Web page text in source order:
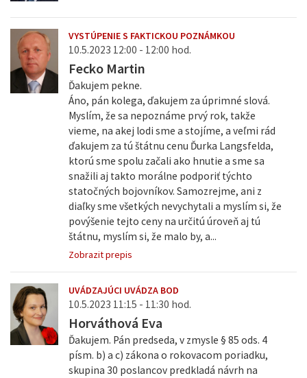
VYSTÚPENIE S FAKTICKOU POZNÁMKOU
10.5.2023 12:00 - 12:00 hod.
Fecko Martin
Ďakujem pekne.
Áno, pán kolega, ďakujem za úprimné slová.
Myslím, že sa nepoznáme prvý rok, takže
vieme, na akej lodi sme a stojíme, a veľmi rád
ďakujem za tú štátnu cenu Ďurka Langsfelda,
ktorú sme spolu začali ako hnutie a sme sa
snažili aj takto morálne podporiť týchto
statočných bojovníkov. Samozrejme, ani z
diaľky sme všetkých nevychytali a myslím si, že
povýšenie tejto ceny na určitú úroveň aj tú
štátnu, myslím si, že malo by, a...
Zobrazit prepis
UVÁDZAJÚCI UVÁDZA BOD
10.5.2023 11:15 - 11:30 hod.
Horváthová Eva
Ďakujem. Pán predseda, v zmysle § 85 ods. 4
písm. b) a c) zákona o rokovacom poriadku,
skupina 30 poslancov predkladá návrh na